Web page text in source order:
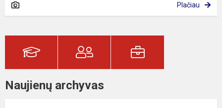
Plačiau
Naujienų archyvas